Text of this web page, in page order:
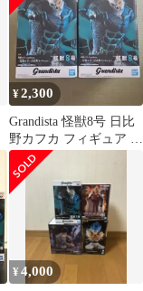
¥2,300
Grandista 怪獣8号 日比
野カフカ フィギュア 2
個セット
¥4,000